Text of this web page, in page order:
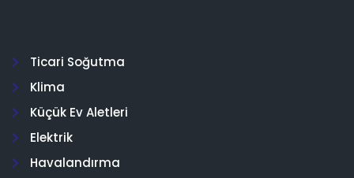
Ticari Soğutma
Klima
Küçük Ev Aletleri
Elektrik
Havalandırma